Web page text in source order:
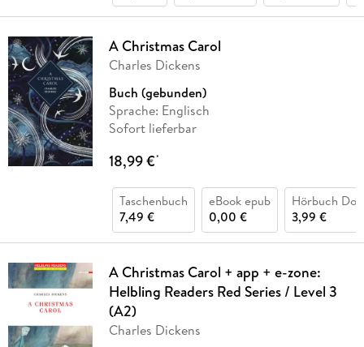
A Christmas Carol
Charles Dickens
Buch (gebunden)
Sprache: Englisch
Sofort lieferbar
18,99 €*
Taschenbuch
7,49 €
eBook epub
0,00 €
Hörbuch
3,99 €
A Christmas Carol + app + e-zone:
Helbling Readers Red Series / Level 3
(A2)
Charles Dickens